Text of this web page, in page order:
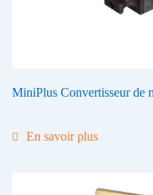
MiniPlus Convertisseur de
En savoir plus